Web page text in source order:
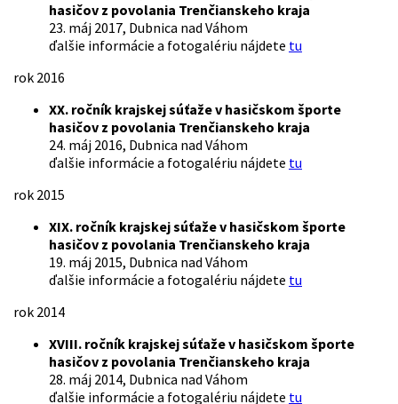
hasičov z povolania Trenčianskeho kraja
23. máj 2017, Dubnica nad Váhom
ďalšie informácie a fotogalériu nájdete tu
rok 2016
XX. ročník krajskej súťaže v hasičskom športe
hasičov z povolania Trenčianskeho kraja
24. máj 2016, Dubnica nad Váhom
ďalšie informácie a fotogalériu nájdete tu
rok 2015
XIX. ročník krajskej súťaže v hasičskom športe
hasičov z povolania Trenčianskeho kraja
19. máj 2015, Dubnica nad Váhom
ďalšie informácie a fotogalériu nájdete tu
rok 2014
XVIII. ročník krajskej súťaže v hasičskom športe
hasičov z povolania Trenčianskeho kraja
28. máj 2014, Dubnica nad Váhom
ďalšie informácie a fotogalériu nájdete tu